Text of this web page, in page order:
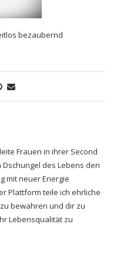
bezaubernd
Frauen in ihrer Second
des Lebens den
mit neuer Energie
Plattform teile ich ehrliche
bewahren und dir zu
Lebensqualität zu